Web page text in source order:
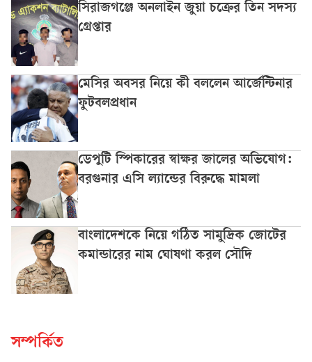
সিরাজগঞ্জে অনলাইন জুয়া চক্রের তিন সদস্য
গ্রেপ্তার
মেসির অবসর নিয়ে কী বললেন আর্জেন্টিনার
ফুটবলপ্রধান
ডেপুটি স্পিকারের স্বাক্ষর জালের অভিযোগ:
বরগুনার এসি ল্যান্ডের বিরুদ্ধে মামলা
বাংলাদেশকে নিয়ে গঠিত সামুদ্রিক জোটের
কমান্ডারের নাম ঘোষণা করল সৌদি
সম্পর্কিত